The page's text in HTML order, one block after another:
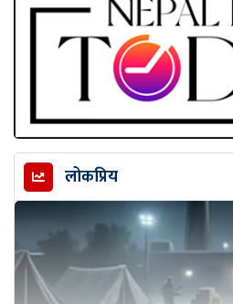
लोकप्रिय